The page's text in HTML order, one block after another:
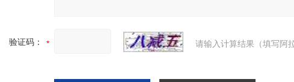
验证码： 请输入计算结果（填写阿